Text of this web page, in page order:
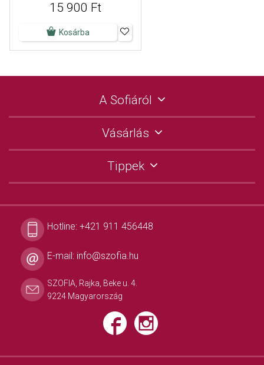
15 900 Ft
Kosárba
A Sofiáról
Vásárlás
Tippek
Hotline: +421 911 456448
E-mail: info@szofia.hu
SZOFIA, Rajka, Beke u. 4.
9224 Magyarország